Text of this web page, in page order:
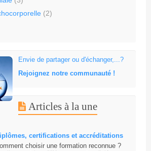
(2)
Envie de partager ou d'échanger,...?
Rejoignez notre communauté !
Articles à la une
certifications et accréditations
choisir une formation reconnue ?